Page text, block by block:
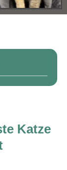
Katze